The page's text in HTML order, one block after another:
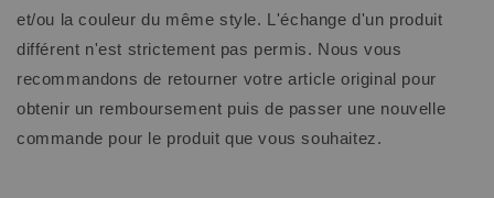
et/ou la couleur du même style. L'échange d'un produit
différent n'est strictement pas permis. Nous vous
recommandons de retourner votre article original pour
obtenir un remboursement puis de passer une nouvelle
commande pour le produit que vous souhaitez.